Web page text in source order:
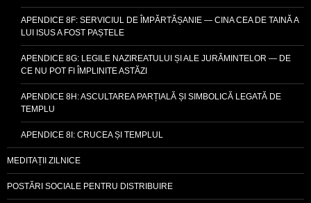
APENDICE 8F: SERVICIUL DE ÎMPĂRTĂȘANIE — CINA CEA DE TAINĂ A
LUI ISUS A FOST PAȘTELE
APENDICE 8G: LEGILE NAZIREATULUI ȘI ALE JURĂMINTELOR — DE
CE NU POT FI ÎMPLINITE ASTĂZI
APENDICE 8H: ASCULTAREA PARȚIALĂ ȘI SIMBOLICĂ LEGATĂ DE
TEMPLU
APENDICE 8I: CRUCEA ȘI TEMPLUL
MEDITAȚII ZILNICE
POSTĂRI SOCIALE PENTRU DISTRIBUIRE